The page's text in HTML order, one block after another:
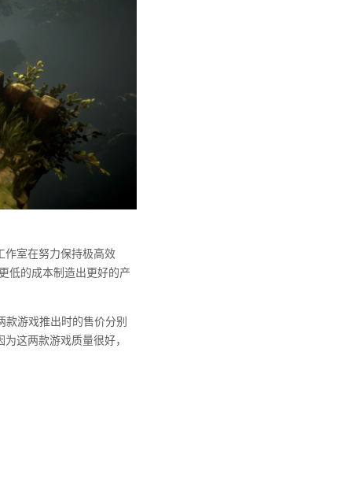
作室在努力保持极高效
低的成本制造出更好的产
游戏推出时的售价分别
这两款游戏质量很好，